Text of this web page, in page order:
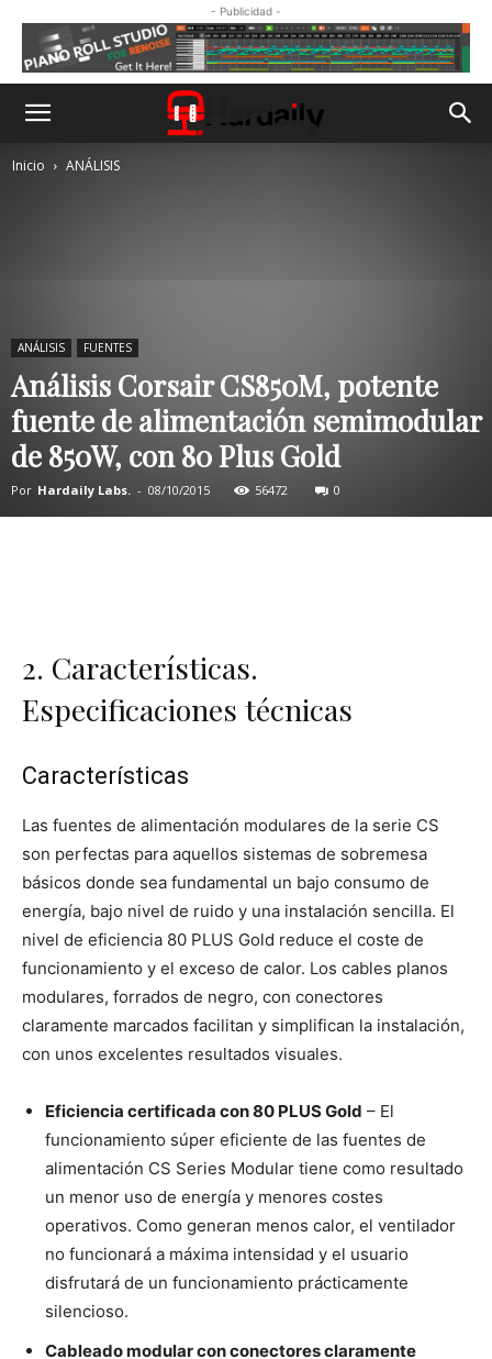
- Publicidad -
Inicio ANÁLISIS
ANÁLISIS FUENTES
Análisis Corsair CS850M, potente
fuente de alimentación semimodular
de 850W, con 80 Plus Gold
Por Hardaily Labs. - 08/10/2015 56472 0
2. Características.
Especificaciones técnicas
Características
Las fuentes de alimentación modulares de la serie CS
son perfectas para aquellos sistemas de sobremesa
básicos donde sea fundamental un bajo consumo de
energía, bajo nivel de ruido y una instalación sencilla. El
nivel de eficiencia 80 PLUS Gold reduce el coste de
funcionamiento y el exceso de calor. Los cables planos
modulares, forrados de negro, con conectores
claramente marcados facilitan y simplifican la instalación,
con unos excelentes resultados visuales.
Eficiencia certificada con 80 PLUS Gold – El
funcionamiento súper eficiente de las fuentes de
alimentación CS Series Modular tiene como resultado
un menor uso de energía y menores costes
operativos. Como generan menos calor, el ventilador
no funcionará a máxima intensidad y el usuario
disfrutará de un funcionamiento prácticamente
silencioso.
Cableado modular con conectores claramente